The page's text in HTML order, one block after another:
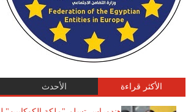
الأكثر قراءة الأحدث